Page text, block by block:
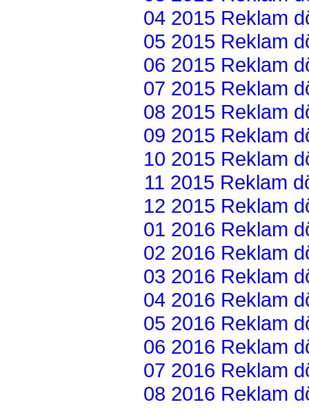
04 2015 Reklam
05 2015 Reklam
06 2015 Reklam
07 2015 Reklam
08 2015 Reklam
09 2015 Reklam
10 2015 Reklam
11 2015 Reklam
12 2015 Reklam
01 2016 Reklam
02 2016 Reklam
03 2016 Reklam
04 2016 Reklam
05 2016 Reklam
06 2016 Reklam
07 2016 Reklam
08 2016 Reklam